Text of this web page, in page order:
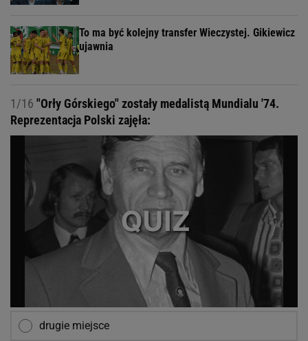
To ma być kolejny transfer Wieczystej. Gikiewicz
ujawnia
1/16 "Orły Górskiego" zostały medalistą Mundialu '74.
Reprezentacja Polski zajęła:
drugie miejsce